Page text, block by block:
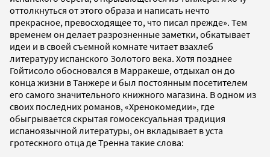
оттолкнуться от этого образа и написать нечто
прекрасное, превосходящее то, что писал прежде». Тем
временем он делает разрозненные заметки, обкатывает
идеи и в своей съемной комнате читает взахлеб
литературу испанского Золотого века. Хотя позднее
Гойтисоло обосновался в Марракеше, отдыхал он до
конца жизни в Танжере и был постоянным посетителем
его самого значительного книжного магазина. В одном из
своих последних романов, «Хренокомедии», где
обыгрывается скрытая гомосексуальная традиция
испаноязычной литературы, он вкладывает в уста
гротескного отца де Тренна такие слова: